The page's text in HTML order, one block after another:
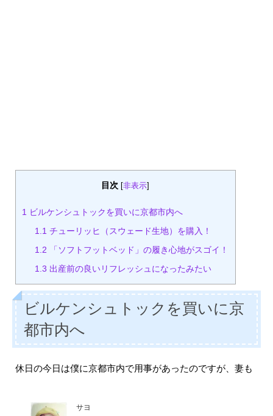
目次 [非表示]
1 ビルケンシュトックを買いに京都市内へ
1.1 チューリッヒ（スウェード生地）を購入！
1.2 「ソフトフットベッド」の履き心地がスゴイ！
1.3 出産前の良いリフレッシュになったみたい
ビルケンシュトックを買いに京
都市内へ
休日の今日は僕に京都市内で用事があったのですが、妻も
サヨ